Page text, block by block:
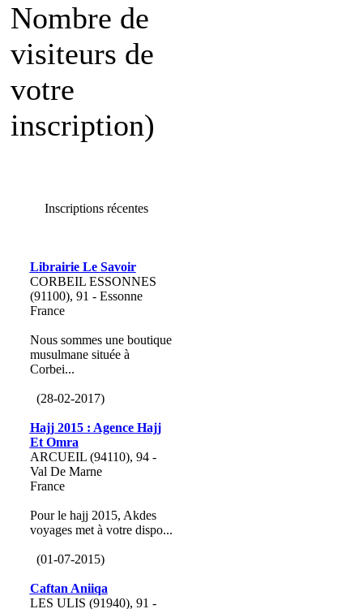
Nombre de
visiteurs de
votre
inscription)
Inscriptions récentes
Librairie Le Savoir
CORBEIL ESSONNES
(91100), 91 - Essonne
France
Nous sommes une boutique
musulmane située à
Corbei...
(28-02-2017)
Hajj 2015 : Agence Hajj
Et Omra
ARCUEIL (94110), 94 -
Val De Marne
France
Pour le hajj 2015, Akdes
voyages met à votre dispo...
(01-07-2015)
Caftan Aniiqa
LES ULIS (91940), 91 -